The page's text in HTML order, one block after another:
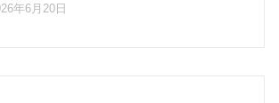
年6月20日